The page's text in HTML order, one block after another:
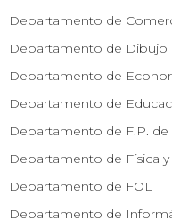
Departamento de
Departamento de Dibujo
Departamento de
Departamento de
Departamento de F.P. de
Departamento de Física
Departamento de FOL
Departamento de